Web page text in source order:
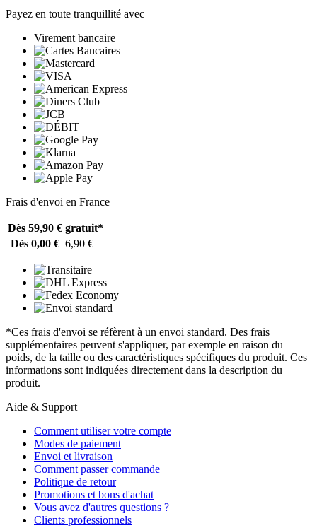
Payez en toute tranquillité avec
Virement bancaire
Frais d'envoi en France
Dès 59,90 € gratuit*
Dès 0,00 € 6,90 €
*Ces frais d'envoi se réfèrent à un envoi standard. Des frais
supplémentaires peuvent s'appliquer, par exemple en raison du
poids, de la taille ou des caractéristiques spécifiques du produit. Ces
informations sont indiquées directement dans la description du
produit.
Aide & Support
Comment utiliser votre compte
Modes de paiement
Envoi et livraison
Comment passer commande
Politique de retour
Promotions et bons d'achat
Vous avez d'autres questions ?
Clients professionnels